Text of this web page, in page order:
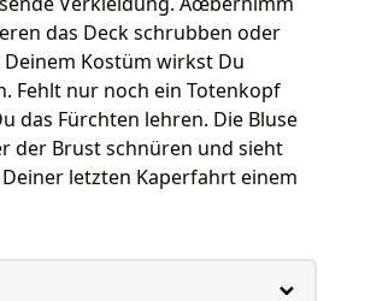
das Deck schrubben oder
Kostüm wirkst Du
Fehlt nur noch ein Totenkopf
das Fürchten lehren. Die Bluse
der Brust schnüren und sieht
letzten Kaperfahrt einem